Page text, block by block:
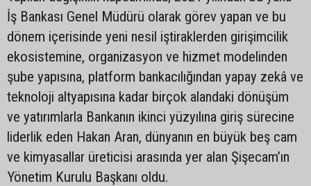
İş Bankası Genel Müdürü olarak görev yapan ve bu
dönem içerisinde yeni nesil iştiraklerden girişimcilik
ekosistemine, organizasyon ve hizmet modelinden
şube yapısına, platform bankacılığından yapay zekâ ve
teknoloji altyapısına kadar birçok alandaki dönüşüm
ve yatırımlarla Bankanın ikinci yüzyılına giriş sürecine
liderlik eden Hakan Aran, dünyanın en büyük beş cam
ve kimyasallar üreticisi arasında yer alan Şişecam’ın
Yönetim Kurulu Başkanı oldu.